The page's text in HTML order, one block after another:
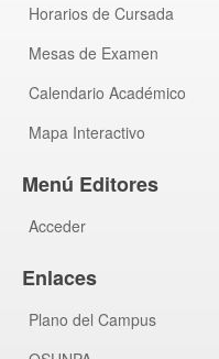
Horarios de Cursada
Mesas de Examen
Calendario Académico
Mapa Interactivo
Menú Editores
Acceder
Enlaces
Plano del Campus